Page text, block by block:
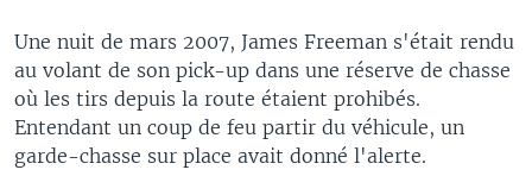
Une nuit de mars 2007, James Freeman s'était rendu
au volant de son pick-up dans une réserve de chasse
où les tirs depuis la route étaient prohibés.
Entendant un coup de feu partir du véhicule, un
garde-chasse sur place avait donné l'alerte.